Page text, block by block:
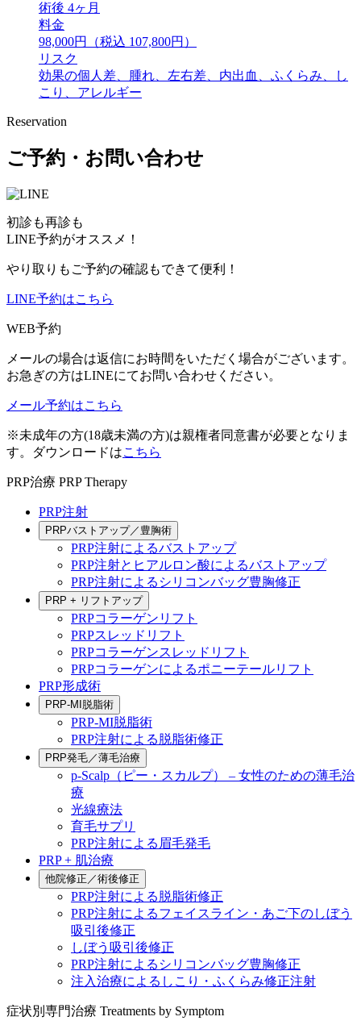
術後 4ヶ月
料金
98,000円（税込 107,800円）
リスク
効果の個人差、腫れ、左右差、内出血、ふくらみ、し
こり、アレルギー
Reservation
ご予約・お問い合わせ
初診も再診も
LINE予約がオススメ！
やり取りもご予約の確認もできて便利！
LINE予約はこちら
WEB予約
メールの場合は返信にお時間をいただく場合がございます。
お急ぎの方はLINEにてお問い合わせください。
メール予約はこちら
※未成年の方(18歳未満の方)は親権者同意書が必要となりま
す。ダウンロードはこちら
PRP治療 PRP Therapy
PRP注射
PRPバストアップ／豊胸術
PRP注射によるバストアップ
PRP注射とヒアルロン酸によるバストアップ
PRP注射によるシリコンバッグ豊胸修正
PRP + リフトアップ
PRPコラーゲンリフト
PRPスレッドリフト
PRPコラーゲンスレッドリフト
PRPコラーゲンによるポニーテールリフト
PRP形成術
PRP-MI脱脂術
PRP-MI脱脂術
PRP注射による脱脂術修正
PRP発毛／薄毛治療
p-Scalp（ピー・スカルプ） – 女性のための薄毛治
療
光線療法
育毛サプリ
PRP注射による眉毛発毛
PRP + 肌治療
他院修正／術後修正
PRP注射による脱脂術修正
PRP注射によるフェイスライン・あご下のしぼう
吸引後修正
しぼう吸引後修正
PRP注射によるシリコンバッグ豊胸修正
注入治療によるしこり・ふくらみ修正注射
症状別専門治療 Treatments by Symptom